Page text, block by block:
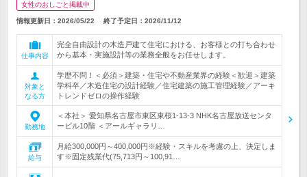
女性のおしごと掲載中
情報更新日：2026/05/22 終了予定日： 2026/11/12
仕事内容
完全自由設計の木造戸建て住宅における、お客様との打ち合わせ
から基本・実施設計等の業務全般をお任せします。
対象と
なる方
学歴不問！＜必須＞建築・住宅や不動産業界の経験＜歓迎＞建築
学科卒／木造住宅の設計経験／住宅建築の施工管理経験／アーキ
トレンドゼロの操作経験
勤務地
＜本社＞ 愛知県名古屋市東区東桜1-13-3 NHK名古屋放送センタ
ービル10階 ＜アールギャラリ…
給与
月給300,000円～400,000円※経験・スキルを考慮の上、決定しま
す※固定残業代(75,713円～100,91…